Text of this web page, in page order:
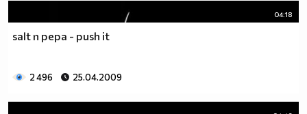
04:18
salt n pepa - push it
2 496 25.04.2009